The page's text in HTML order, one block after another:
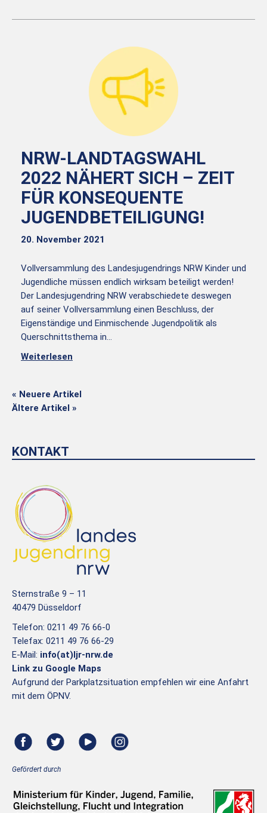
NRW-LANDTAGSWAHL
2022 NÄHERT SICH – ZEIT
FÜR KONSEQUENTE
JUGENDBETEILIGUNG!
20. November 2021
Vollversammlung des Landesjugendrings NRW Kinder und
Jugendliche müssen endlich wirksam beteiligt werden!
Der Landesjugendring NRW verabschiedete deswegen
auf seiner Vollversammlung einen Beschluss, der
Eigenständige und Einmischende Jugendpolitik als
Querschnittsthema in…
Weiterlesen
« Neuere Artikel
Ältere Artikel »
KONTAKT
Sternstraße 9 – 11
40479 Düsseldorf
Telefon: 0211 49 76 66-0
Telefax: 0211 49 76 66-29
E-Mail: info(at)ljr-nrw.de
Link zu Google Maps
Aufgrund der Parkplatzsituation empfehlen wir eine Anfahrt
mit dem ÖPNV.
Gefördert durch